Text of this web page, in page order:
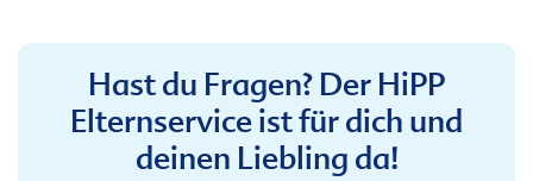
Hast du Fragen? Der HiPP
Elternservice ist für dich und
deinen Liebling da!